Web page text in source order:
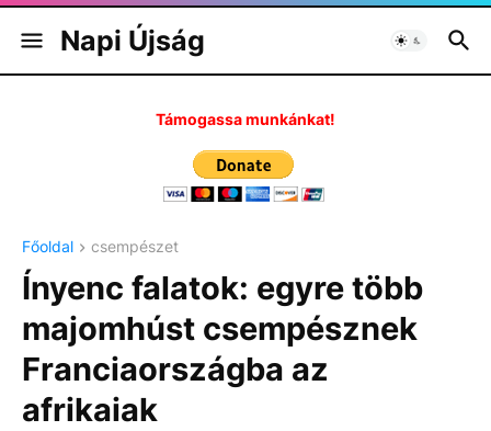
Napi Újság
Támogassa munkánkat!
Főoldal csempészet
Ínyenc falatok: egyre több
majomhúst csempésznek
Franciaországba az
afrikaiak